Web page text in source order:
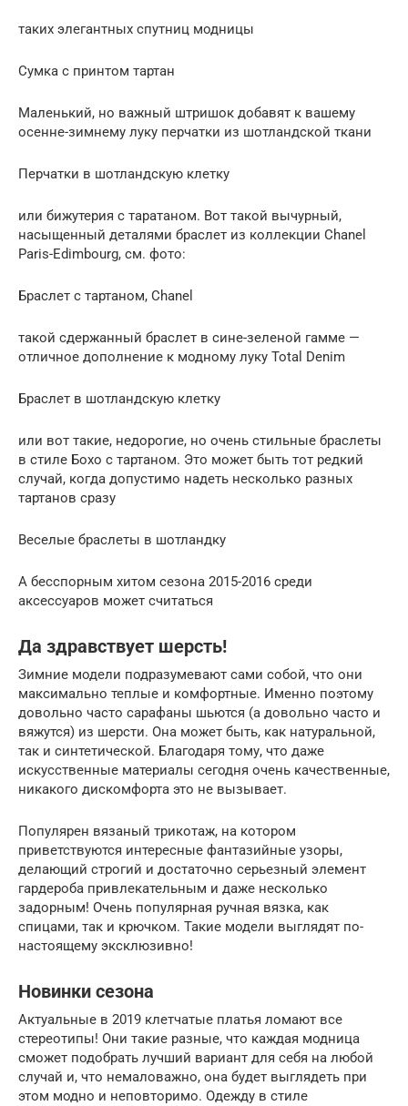
таких элегантных спутниц модницы
Сумка с принтом тартан
Маленький, но важный штришок добавят к вашему
осенне-зимнему луку перчатки из шотландской ткани
Перчатки в шотландскую клетку
или бижутерия с таратаном. Вот такой вычурный,
насыщенный деталями браслет из коллекции Chanel
Paris-Edimbourg, см. фото:
Браслет с тартаном, Chanel
такой сдержанный браслет в сине-зеленой гамме —
отличное дополнение к модному луку Total Denim
Браслет в шотландскую клетку
или вот такие, недорогие, но очень стильные браслеты
в стиле Бохо с тартаном. Это может быть тот редкий
случай, когда допустимо надеть несколько разных
тартанов сразу
Веселые браслеты в шотландку
А бесспорным хитом сезона 2015-2016 среди
аксессуаров может считаться
Да здравствует шерсть!
Зимние модели подразумевают сами собой, что они
максимально теплые и комфортные. Именно поэтому
довольно часто сарафаны шьются (а довольно часто и
вяжутся) из шерсти. Она может быть, как натуральной,
так и синтетической. Благодаря тому, что даже
искусственные материалы сегодня очень качественные,
никакого дискомфорта это не вызывает.
Популярен вязаный трикотаж, на котором
приветствуются интересные фантазийные узоры,
делающий строгий и достаточно серьезный элемент
гардероба привлекательным и даже несколько
задорным! Очень популярная ручная вязка, как
спицами, так и крючком. Такие модели выглядят по-
настоящему эксклюзивно!
Новинки сезона
Актуальные в 2019 клетчатые платья ломают все
стереотипы! Они такие разные, что каждая модница
сможет подобрать лучший вариант для себя на любой
случай и, что немаловажно, она будет выглядеть при
этом модно и неповторимо. Одежду в стиле